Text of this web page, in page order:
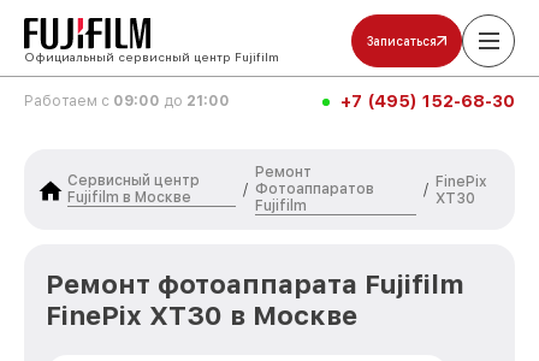
Официальный сервисный центр Fujifilm
Записаться
Работаем с 09:00 до 21:00 +7 (495) 152-68-30
Сервисный центр
Fujifilm в Москве
/
Ремонт
Фотоаппаратов
Fujifilm
/ FinePix
XT30
Ремонт фотоаппарата Fujifilm
FinePix XT30 в Москве